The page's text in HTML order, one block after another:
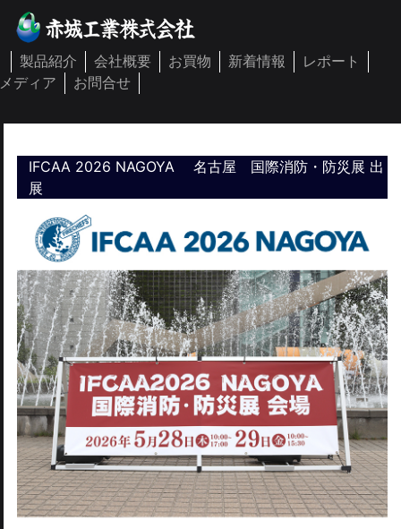
製品紹介 会社概要 お買物 新着情報
レポート
ディア
お問合せ
IFCAA 2026 NAGOYA 名古屋 国際消防・防災展 出
展